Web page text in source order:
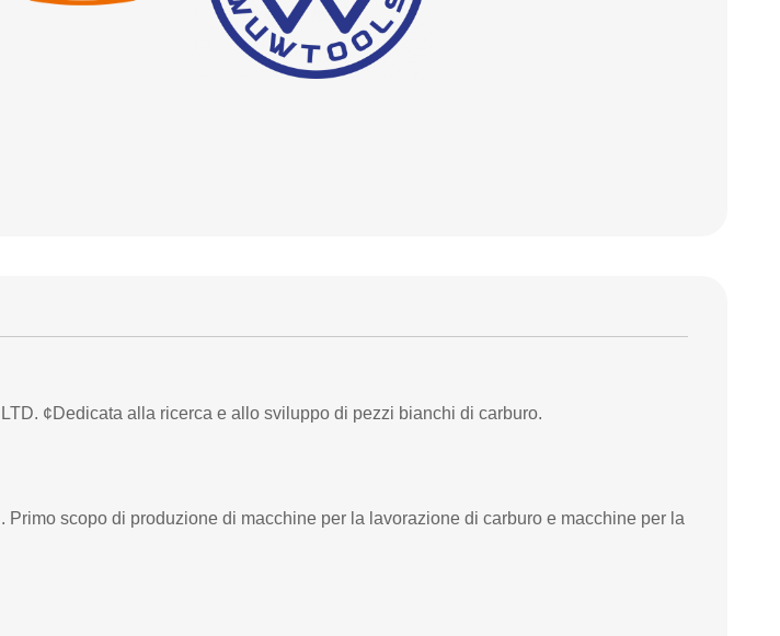
¢Dedicata alla ricerca e allo sviluppo di pezzi bianchi di carburo.
Primo scopo di produzione di macchine per la lavorazione di carburo e macchine per la